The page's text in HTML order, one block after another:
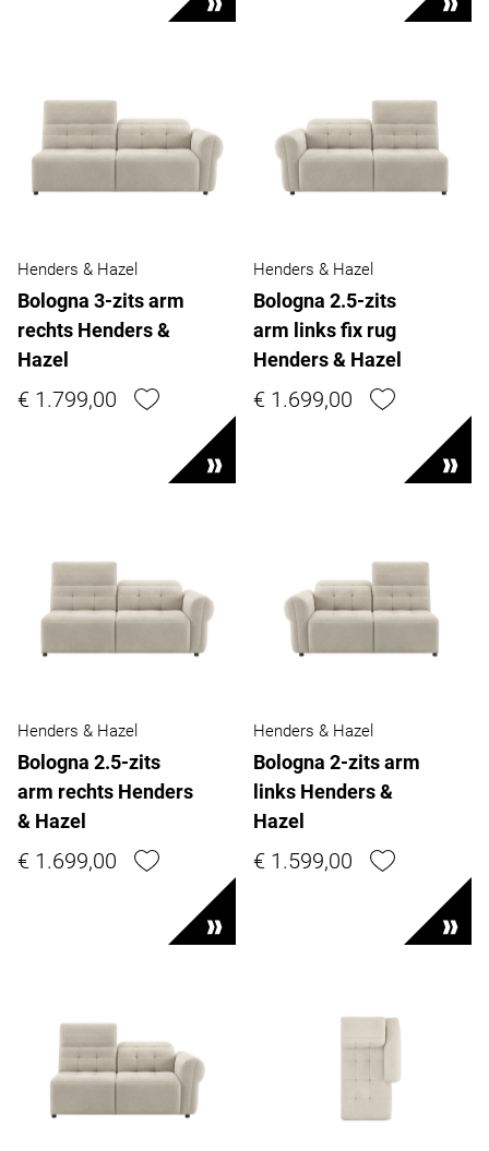
Henders & Hazel
Bologna 3-zits arm
rechts Henders &
Hazel
€ 1.799,00
Henders & Hazel
Bologna 2.5-zits
arm links fix rug
Henders & Hazel
€ 1.699,00
Henders & Hazel
Bologna 2.5-zits
arm rechts Henders
& Hazel
€ 1.699,00
Henders & Hazel
Bologna 2-zits arm
links Henders &
Hazel
€ 1.599,00